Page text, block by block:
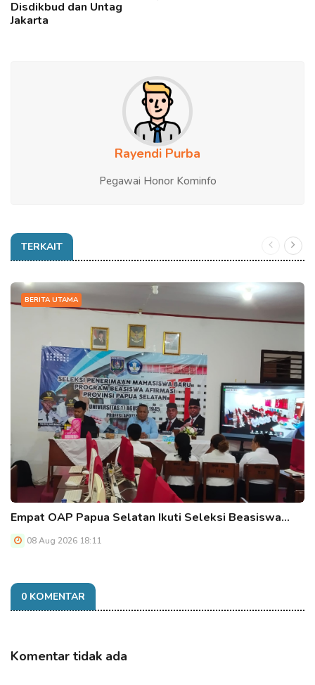
Disdikbud dan Untag
Jakarta
Rayendi Purba
Pegawai Honor Kominfo
TERKAIT
BERITA UTAMA
Empat OAP Papua Selatan Ikuti Seleksi Beasiswa…
08 Aug 2026 18:11
0 KOMENTAR
Komentar tidak ada